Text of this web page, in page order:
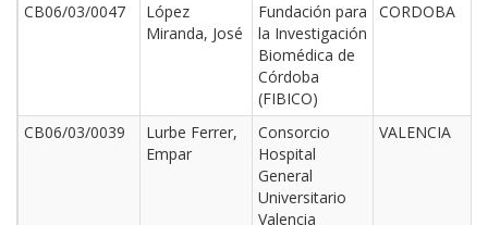
CB06/03/0047
López
Miranda, José
Fundación para
la Investigación
Biomédica de
Córdoba
(FIBICO)
CORDOBA
CB06/03/0039
Lurbe Ferrer,
Empar
Consorcio
Hospital
General
Universitario
Valencia
VALENCIA